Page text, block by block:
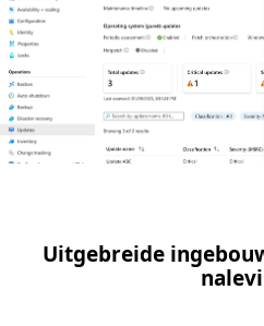
Uitgebreide